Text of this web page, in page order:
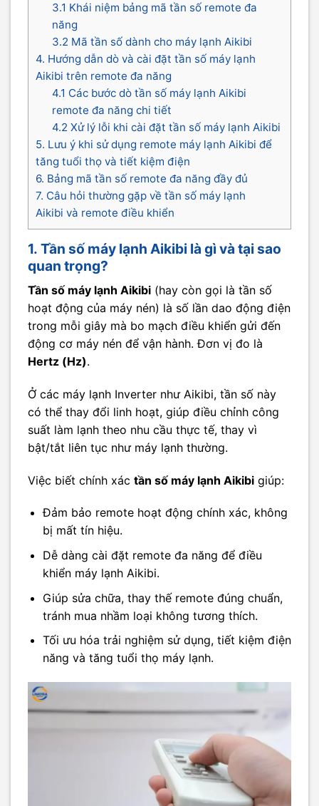
3.1 Khái niệm bảng mã tần số remote đa
năng
3.2 Mã tần số dành cho máy lạnh Aikibi
4. Hướng dẫn dò và cài đặt tần số máy lạnh
Aikibi trên remote đa năng
4.1 Các bước dò tần số máy lạnh Aikibi
remote đa năng chi tiết
4.2 Xử lý lỗi khi cài đặt tần số máy lạnh Aikibi
5. Lưu ý khi sử dụng remote máy lạnh Aikibi để
tăng tuổi thọ và tiết kiệm điện
6. Bảng mã tần số remote đa năng đầy đủ
7. Câu hỏi thường gặp về tần số máy lạnh
Aikibi và remote điều khiển
1. Tần số máy lạnh Aikibi là gì và tại sao
quan trọng?
Tần số máy lạnh Aikibi (hay còn gọi là tần số
hoạt động của máy nén) là số lần dao động điện
trong mỗi giây mà bo mạch điều khiển gửi đến
động cơ máy nén để vận hành. Đơn vị đo là
Hertz (Hz).
Ở các máy lạnh Inverter như Aikibi, tần số này
có thể thay đổi linh hoạt, giúp điều chỉnh công
suất làm lạnh theo nhu cầu thực tế, thay vì
bật/tắt liên tục như máy lạnh thường.
Việc biết chính xác tần số máy lạnh Aikibi giúp:
Đảm bảo remote hoạt động chính xác, không
bị mất tín hiệu.
Dễ dàng cài đặt remote đa năng để điều
khiển máy lạnh Aikibi.
Giúp sửa chữa, thay thế remote đúng chuẩn,
tránh mua nhầm loại không tương thích.
Tối ưu hóa trải nghiệm sử dụng, tiết kiệm điện
năng và tăng tuổi thọ máy lạnh.